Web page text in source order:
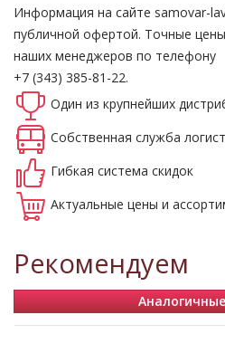
Информация на сайте samovar-
публичной офертой. Точные
наших менеджеров по телефону
+7 (343) 385-81-22.
Один из крупнейших
Собственная служба
Гибкая система скидок
Актуальные цены и
Рекомендуем